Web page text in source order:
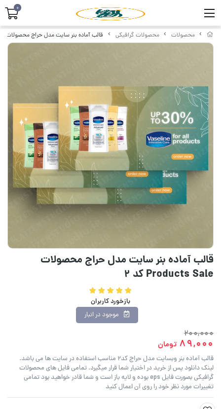
محصولات محصولات گرافیکی قالب آماده بنر سایت مدل حراج محصولات Products Sale کد ۲
قالب آماده بنر سایت مدل حراج محصولات
Products Sale کد ۲
بازخورد کاربران
موجود در انبار
200,000
89,000 تومان
قالب آماده بنر وبسایت مدل حراج کد۲ مناسب استفاده در سایت ها می باشد.
لینک دانلود پس از خرید در اختیار شما قرار میگیرد. تمامی فایل های محصولات
گرافیکی بصورت فایل eps بوده و لایه باز است و شما قادر خواهید بود تمامی
تغییرات مورد نظر خود را روی آن اعمال کنید
0